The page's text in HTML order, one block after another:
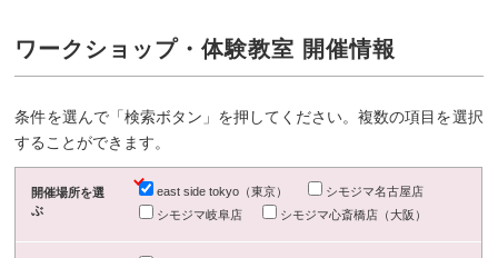
ワークショップ・体験教室 開催情報
条件を選んで「検索ボタン」を押してください。複数の項目を選択
することができます。
開催場所を選
ぶ
east side tokyo（東京）
シモジマ名古屋店
シモジマ岐阜店
シモジマ心斎橋店（大阪）